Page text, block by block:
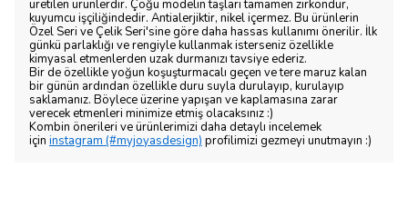
üretilen ürünlerdir. Çoğu modelin taşları tamamen zirkondur,
kuyumcu işçiliğindedir. Antialerjiktir, nikel içermez. Bu ürünlerin
Özel Seri ve Çelik Seri'sine göre daha hassas kullanımı önerilir. İlk
günkü parlaklığı ve rengiyle kullanmak isterseniz özellikle
kimyasal etmenlerden uzak durmanızı tavsiye ederiz.
Bir de özellikle yoğun koşuşturmacalı geçen ve tere maruz kalan
bir günün ardından özellikle duru suyla durulayıp, kurulayıp
saklamanız. Böylece üzerine yapışan ve kaplamasına zarar
verecek etmenleri minimize etmiş olacaksınız :)
Kombin önerileri ve ürünlerimizi daha detaylı incelemek
için instagram (#myjoyasdesign) profilimizi gezmeyi unutmayın :)